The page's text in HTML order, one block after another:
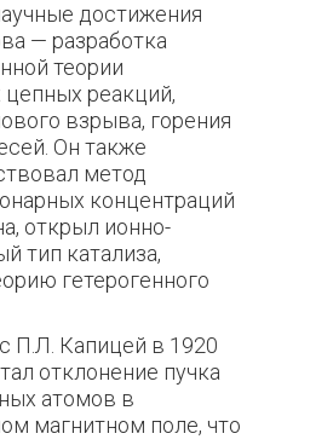
достижения
— разработка
теории
реакций,
взрыва, горения
Он также
метод
концентраций
открыл ионно-
тип катализа,
гетерогенного
П.Л. Капицей в 1920
отклонение пучка
атомов в
магнитном поле, что